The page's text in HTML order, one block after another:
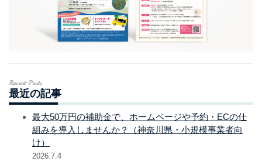
Recent Posts
最近の記事
最大50万円の補助金で、ホームページや予約・ECの仕
組みを導入しませんか？（神奈川県・小規模事業者向
け）
2026.7.4